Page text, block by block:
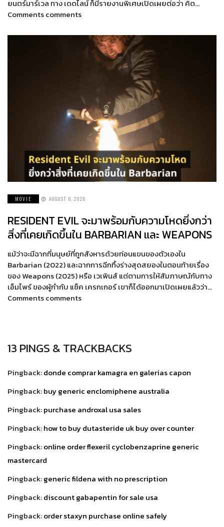
ยนตร์มาร์เวล ทาง เดดไลน์ ก็มีรายงานพิเศษเปิดเผยต่อว่า คิต…
Comments comments
MOVIE AUGUST 6, 2026
RESIDENT EVIL จะมาพร้อมกับความโหดยิ่งกว่า
สิ่งที่เคยเกิดขึ้นใน BARBARIAN และ WEAPONS
แม้ว่าจะมีฉากที่มนุษย์ที่ถูกสังหารด้วยท่อนแขนของตัวเองใน
Barbarian (2022) และฉากการฉีกทึ้งร่างสุดสยองในตอนท้ายเรื่อง
ของ Weapons (2025) หรือ เวเพินส์ แต่ตามการให้สัมภาษณ์กับทาง
เอ็มไพร์ ของผู้กำกับ แซ็ค เครกเกอร์ เขาก็ได้ออกมาเปิดเผยแล้วว่า…
Comments comments
13 PINGS & TRACKBACKS
Pingback:donde comprar kamagra en galerias capon
Pingback:buy generic enclomiphene australia
Pingback:purchase androxal usa sales
Pingback:how to buy dutasteride uk buy over counter
Pingback:online order flexeril cyclobenzaprine generic
mastercard
Pingback:generic fildena with no prescription
Pingback:discount gabapentin for sale usa
Pingback:order staxyn purchase online safely